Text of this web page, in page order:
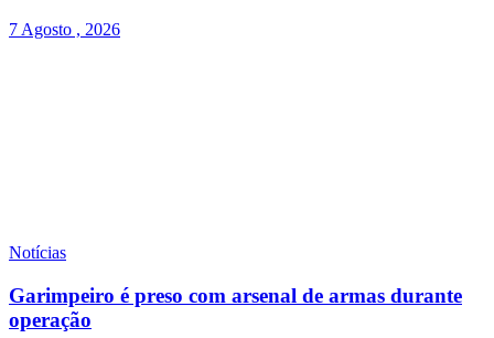
7 Agosto , 2026
Notícias
Garimpeiro é preso com arsenal de armas durante
operação